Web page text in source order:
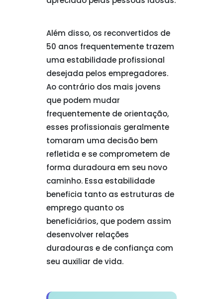
Além disso, os reconvertidos de
50 anos frequentemente trazem
uma estabilidade profissional
desejada pelos empregadores.
Ao contrário dos mais jovens
que podem mudar
frequentemente de orientação,
esses profissionais geralmente
tomaram uma decisão bem
refletida e se comprometem de
forma duradoura em seu novo
caminho. Essa estabilidade
beneficia tanto as estruturas de
emprego quanto os
beneficiários, que podem assim
desenvolver relações
duradouras e de confiança com
seu auxiliar de vida.